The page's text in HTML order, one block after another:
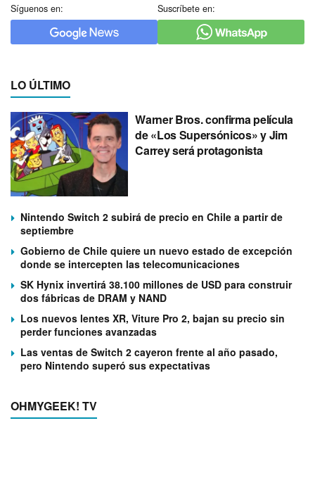
Síguenos en: Suscríbete en:
LO ÚLTIMO
Warner Bros. confirma película
de «Los Supersónicos» y Jim
Carrey será protagonista
Nintendo Switch 2 subirá de precio en Chile a partir de
septiembre
Gobierno de Chile quiere un nuevo estado de excepción
donde se intercepten las telecomunicaciones
SK Hynix invertirá 38.100 millones de USD para construir
dos fábricas de DRAM y NAND
Los nuevos lentes XR, Viture Pro 2, bajan su precio sin
perder funciones avanzadas
Las ventas de Switch 2 cayeron frente al año pasado,
pero Nintendo superó sus expectativas
OHMYGEEK! TV